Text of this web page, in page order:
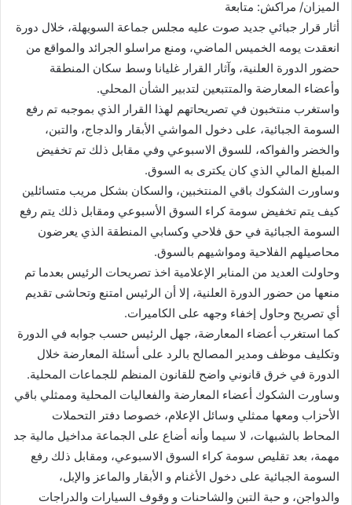
الميزان/ مراكش: متابعة
أثار قرار جبائي جديد صوت عليه مجلس جماعة السويهلة، خلال دورة
انعقدت يومه الخميس الماضي، ومنع مراسلو الجرائد والمواقع من
حضور الدورة العلنية، وآثار القرار غليانا وسط سكان المنطقة
وأعضاء المعارضة والمتتبعين لتدبير الشأن المحلي.
واستغرب منتخبون في تصريحاتهم لهذا القرار الذي بموجبه تم رفع
السومة الجبائية، على دخول المواشي الأبقار والدجاج، والتبن،
والخضر والفواكه، للسوق الاسبوعي وفي مقابل ذلك تم تخفيض
المبلغ المالي الذي كان يكترى به السوق.
وساورت الشكوك باقي المنتخبين، والسكان بشكل مريب متسائلين
كيف يتم تخفيض سومة كراء السوق الأسبوعي ومقابل ذلك يتم رفع
السومة الجبائية في حق فلاحي وكسابي المنطقة الذي يعرضون
محاصيلهم الفلاحية ومواشيهم بالسوق.
وحاولت العديد من المنابر الإعلامية اخذ تصريحات الرئيس بعدما تم
منعها من حضور الدورة العلنية، إلا أن الرئيس امتنع وتحاشى تقديم
أي تصريح وحاول إخفاء وجهه على الكاميرات.
كما استغرب أعضاء المعارضة، جهل الرئيس حسب جوابه في الدورة
وتكليف موظف ومدير المصالح بالرد على أسئلة المعارضة خلال
الدورة في خرق قانوني واضح للقانون المنظم للجماعات المحلية.
وساورت الشكوك أعضاء المعارضة والفعاليات المحلية وممثلي باقي
الأحزاب ومعها ممثلي وسائل الإعلام، خصوصا دفتر التحملات
المحاط بالشبهات، لا سيما وأنه أضاع على الجماعة مداخيل مالية جد
مهمة، بعد تقليص سومة كراء السوق الاسبوعي، ومقابل ذلك رفع
السومة الجبائية على دخول الأغنام و الأبقار والماعز والإبل،
والدواجن، و حبة التبن والشاحنات و وقوف السيارات والدراجات